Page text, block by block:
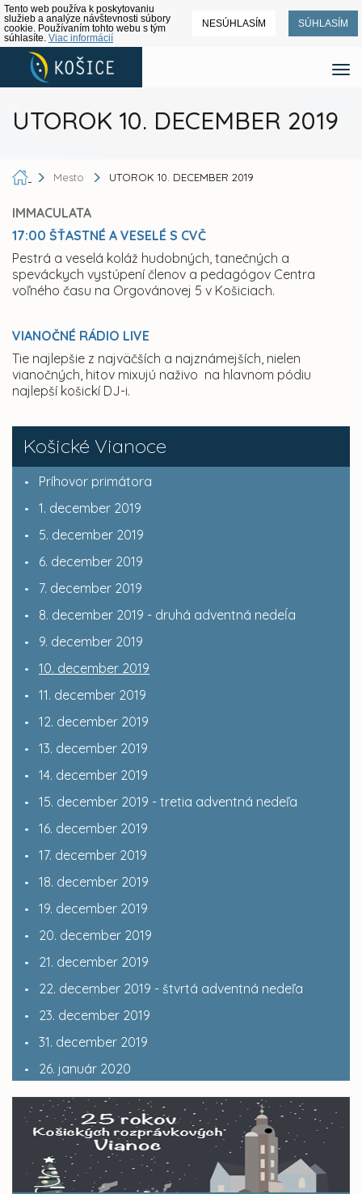
Tento web používa k poskytovaniu
služieb a analýze návštevnosti súbory
cookie. Používaním tohto webu s tým
súhlasíte. Viac informácií
NESÚHLASÍM SÚHLASÍM
UTOROK 10. DECEMBER 2019
Košické Vianoce
Príhovor primátora
1. december 2019
5. december 2019
6. december 2019
7. december 2019
8. december 2019 - druhá adventná nedeĺa
9. december 2019
10. december 2019
11. december 2019
12. december 2019
13. december 2019
14. december 2019
15. december 2019 - tretia adventná nedeľa
16. december 2019
17. december 2019
18. december 2019
19. december 2019
20. december 2019
21. december 2019
22. december 2019 - štvrtá adventná nedeľa
23. december 2019
31. december 2019
26. január 2020
Mesto UTOROK 10. DECEMBER 2019
IMMACULATA
17:00 ŠŤASTNÉ A VESELÉ S CVČ
Pestrá a veselá koláž hudobných, tanečných a
speváckych vystúpení členov a pedagógov Centra
voľného času na Orgovánovej 5 v Košiciach.
VIANOČNÉ RÁDIO LIVE
Tie najlepšie z najväčších a najznámejších, nielen
vianočných, hitov mixujú naživo na hlavnom pódiu
najlepší košickí DJ-i.